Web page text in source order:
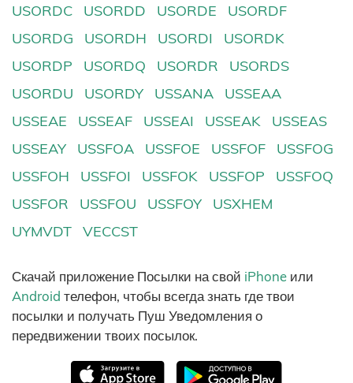
USORDC
USORDD USORDE
USORDF
USORDG
USORDH USORDI
USORDK
USORDP
USORDQ USORDR
USORDS
USORDU
USORDY USSANA
USSEAA
USSEAE
USSEAF USSEAI USSEAK
USSEAS
USSEAY
USSFOA USSFOE USSFOF
USSFOG
USSFOH
USSFOI USSFOK USSFOP
USSFOQ
USSFOR
USSFOU USSFOY
USXHEM
UYMVDT
VECCST
Скачай приложение Посылки на свой iPhone или
Android телефон, чтобы всегда знать где твои
посылки и получать Пуш Уведомления о
передвижении твоих посылок.